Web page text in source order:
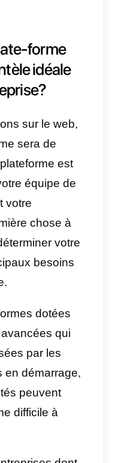
chatbot dans
peuvent
facilitant la
clients potentiels.
de marketing par
utilisateurs
réponse